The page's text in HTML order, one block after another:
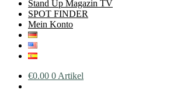
Stand Up Magazin TV
SPOT FINDER
Mein Konto
€0.00 0 Artikel